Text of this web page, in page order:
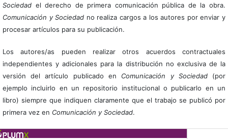
Sociedadel derecho de primera comunicación pública de la obra.
Comunicación y Sociedad no realiza cargos a los autores por enviar y
procesar artículos para su publicación.
Los autores/as pueden realizar otros acuerdos contractuales
independientes y adicionales para la distribución no exclusiva de la
versión del artículo publicado en Comunicación y Sociedad(por
ejemplo incluirlo en un repositorio institucional o publicarlo en un
libro) siempre que indiquen claramente que el trabajo se publicó por
primera vez en Comunicación y Sociedad.